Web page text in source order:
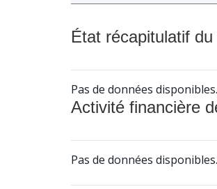
État récapitulatif
Pas de données disponibles.
Activité financière
Pas de données disponibles.